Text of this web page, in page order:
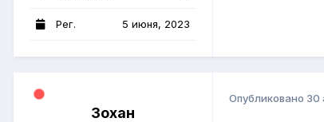
Рег. 5 июня, 2023
Зохан
Опубликовано 30